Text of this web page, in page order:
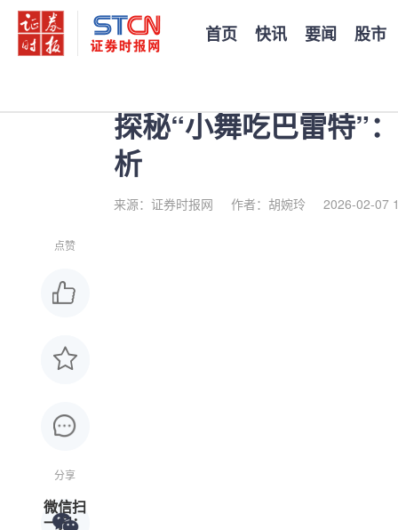
首页 快讯 要闻 股市
探秘“小舞吃巴雷特”
析
来源：证券时报网 作者：胡婉玲 2026-02-07
点赞
分享
微信扫
一扫：